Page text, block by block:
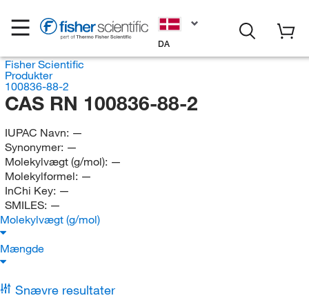
DA
Fisher Scientific
Produkter
100836-88-2
CAS RN 100836-88-2
IUPAC Navn: —
Synonymer: —
Molekylvægt (g/mol): —
Molekylformel: —
InChi Key: —
SMILES: —
Molekylvægt (g/mol)
Mængde
Snævre resultater